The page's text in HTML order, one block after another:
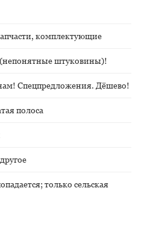
комплектующие
штуковины)!
Спецпредложения. Дёшево!
полоса
только сельская